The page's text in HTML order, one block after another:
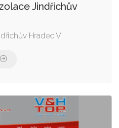
Jindřichův
Hradec V